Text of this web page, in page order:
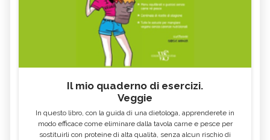
Il mio quaderno di esercizi.
Veggie
In questo libro, con la guida di una dietologa, apprenderete in
modo efficace come eliminare dalla tavola carne e pesce per
sostituirli con proteine di alta qualità, senza alcun rischio di